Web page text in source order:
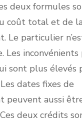
deux formules
coût total et de
Le particulier
Les
sont plus élevés
dates fixes de
peuvent aussi
deux crédits